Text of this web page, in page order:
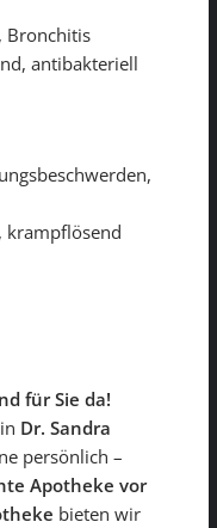
Bronchitis
antibakteriell
krampflösend
für Sie da!
Dr. Sandra
persönlich –
Apotheke vor
bieten wir